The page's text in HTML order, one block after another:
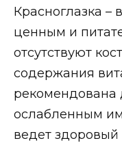
Красноглазка –
ценным и
отсутствуют
содержания
рекомендована
ослабленным
ведет